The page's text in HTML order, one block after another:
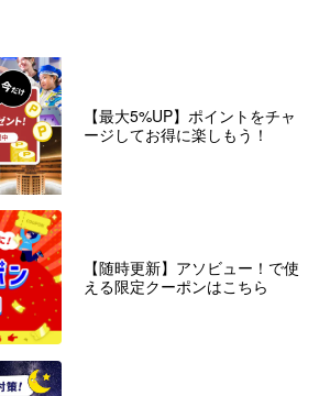
【最大5%UP】ポイントをチャ
ージしてお得に楽しもう！
【随時更新】アソビュー！で使
える限定クーポンはこちら